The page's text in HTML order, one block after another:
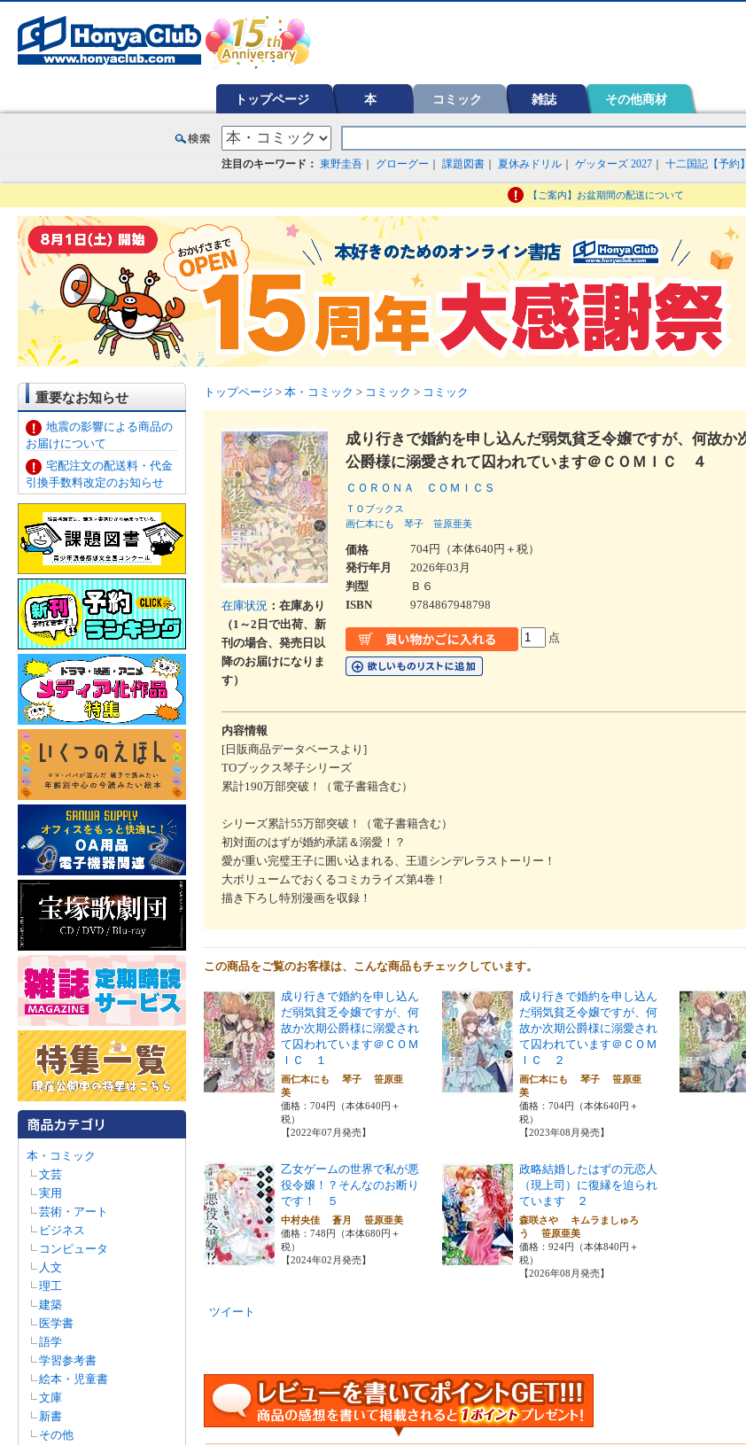
トップページ 本 コミック 雑誌 その他商材
注目のキーワード： 東野圭吾 グローグー 課題図書 夏休みドリル ゲッターズ 2027 十二国記【予約】
【ご案内】お盆期間の配送について
重要なお知らせ
地震の影響による商品の
お届けについて
宅配注文の配送料・代金
引換手数料改定のお知らせ
本・コミック
文芸
実用
芸術・アート
ビジネス
コンピュータ
人文
理工
建築
医学書
語学
学習参考書
絵本・児童書
文庫
新書
その他
トップページ > 本・コミック > コミック > コミック
在庫状況 ：在庫あり
（1～2日で出荷、新
刊の場合、発売日以
降のお届けになりま
す）
成り行きで婚約を申し込んだ弱気貧乏令嬢ですが、何故か
公爵様に溺愛されて囚われています＠ＣＯＭＩＣ ４
ＣＯＲＯＮＡ ＣＯＭＩＣＳ
ＴＯブックス
画仁本にも
琴子 笹原亜美
価格
704円（本体640円＋税）
発行年月
2026年03月
判型
Ｂ６
ISBN
9784867948798
点
内容情報
[日販商品データベースより]
TOブックス琴子シリーズ
累計190万部突破！（電子書籍含む）
シリーズ累計55万部突破！（電子書籍含む）
初対面のはずが婚約承諾＆溺愛！？
愛が重い完璧王子に囲い込まれる、王道シンデレラストーリー！
大ボリュームでおくるコミカライズ第4巻！
描き下ろし特別漫画を収録！
この商品をご覧のお客様は、こんな商品もチェックしています。
成り行きで婚約を申し込ん
だ弱気貧乏令嬢ですが、何
故か次期公爵様に溺愛され
て囚われています＠ＣＯＭ
ＩＣ １
画仁本にも 琴子 笹原亜
美
価格：704円（本体640円＋
税）
【2022年07月発売】
成り行きで婚約を申し込ん
だ弱気貧乏令嬢ですが、何
故か次期公爵様に溺愛され
て囚われています＠ＣＯＭ
ＩＣ ２
画仁本にも 琴子 笹原亜
美
価格：704円（本体640円＋
税）
【2023年08月発売】
乙女ゲームの世界で私が悪
役令嬢！？そんなのお断り
です！ ５
中村央佳 蒼月 笹原亜美
価格：748円（本体680円＋
税）
【2024年02月発売】
政略結婚したはずの元恋人
（現上司）に復縁を迫られ
ています ２
森咲さや キムラましゅろ
う 笹原亜美
価格：924円（本体840円＋
税）
【2026年08月発売】
ツイート